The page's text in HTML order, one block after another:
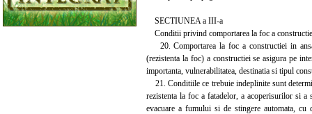
SECTIUNEA a III-a
Conditii privind comportarea la foc a
20. Comportarea la foc a constructiei in
(rezistenta la foc) a constructiei se asigura pe
importanta, vulnerabilitatea, destinatia si tipul
21. Conditiile ce trebuie indeplinite sunt
rezistenta la foc a fatadelor, a acoperisurilor si
evacuare a fumului si de stingere automata, cu